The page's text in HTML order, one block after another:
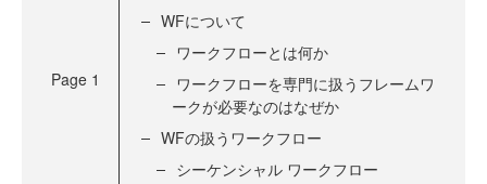
Page 1
WFについて
ワークフローとは何か
ワークフローを専門に扱うフレームワ
ークが必要なのはなぜか
WFの扱うワークフロー
シーケンシャル ワークフロー